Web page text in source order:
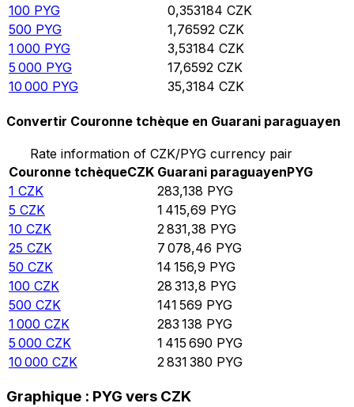
100 PYG 0,353184 CZK
500 PYG 1,76592 CZK
1 000 PYG 3,53184 CZK
5 000 PYG 17,6592 CZK
10 000 PYG 35,3184 CZK
Convertir Couronne tchèque en Guarani paraguayen
Rate information of CZK/PYG currency pair
Couronne tchèqueCZK Guarani paraguayenPYG
1 CZK 283,138 PYG
5 CZK 1 415,69 PYG
10 CZK 2 831,38 PYG
25 CZK 7 078,46 PYG
50 CZK 14 156,9 PYG
100 CZK 28 313,8 PYG
500 CZK 141 569 PYG
1 000 CZK 283 138 PYG
5 000 CZK 1 415 690 PYG
10 000 CZK 2 831 380 PYG
Graphique : PYG vers CZK